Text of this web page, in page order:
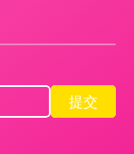
提交
提交